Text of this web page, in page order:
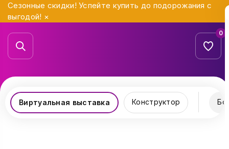
Сезонные скидки! Успейте купить до подорожания с
выгодой! ×
0
Виртуальная выставка Конструктор